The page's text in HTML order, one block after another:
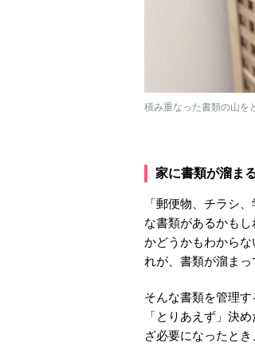
積み重なった書類の山を
家に書類が溜ま
「郵便物、チラシ
な書類があるかも
かどうかもわから
れが、書類が溜まっ
そんな書類を管理
「とりあえず」決
ざ必要になったと